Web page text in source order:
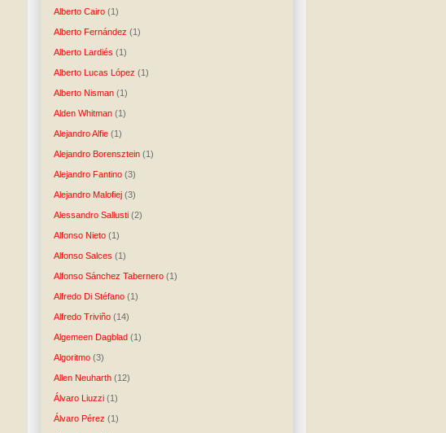
Alberto Cairo (1)
Alberto Fernández (1)
Alberto Lardiés (1)
Alberto Lucas López (1)
Alberto Nisman (1)
Alden Whitman (1)
Alejandro Alfie (1)
Alejandro Borensztein (1)
Alejandro Fantino (3)
Alejandro Malofiej (3)
Alessandro Sallusti (2)
Alfonso Nieto (1)
Alfonso Salces (1)
Alfonso Sánchez Tabernero (1)
Alfredo Di Stéfano (1)
Alfredo Triviño (14)
Algemeen Dagblad (1)
Algoritmo (3)
Allen Neuharth (12)
Álvaro Liuzzi (1)
Álvaro Pérez (1)